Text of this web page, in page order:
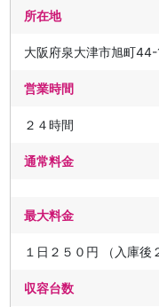
所在地
大阪府泉大津市旭町44-
営業時間
２４時間
通常料金
最大料金
１日２５０円 （入庫後
収容台数